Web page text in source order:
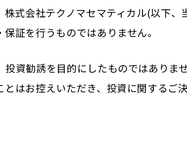
式会社テクノマセマティカル(以下
証を行うものではありません。
資勧誘を目的にしたものではありま
はお控えいただき、投資に関するご